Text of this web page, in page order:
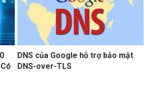
DNS của Google hỗ trợ bảo mật
DNS-over-TLS